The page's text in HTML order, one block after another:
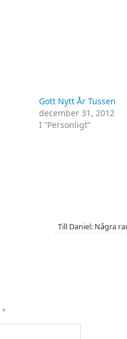
Gott Nytt År Tussen
december 31, 2012
I ”Personligt”
Till Daniel: Några
*